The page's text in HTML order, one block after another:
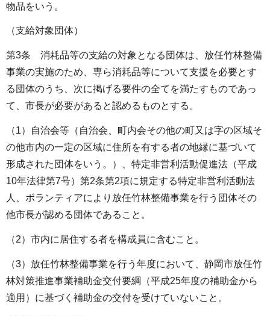
物品をいう。
（支給対象団体）
第3条 消耗品等の支給の対象となる団体は、放任竹林整備
事業の実施のため、専ら消耗品等について支援を必要とす
る団体のうち、次に掲げる要件の全てを満たすものであっ
て、市長が必要があると認めるものとする。
（1）自治会等（自治会、町内会その他の町又は字の区域そ
の他市内の一定の区域に住所を有する者の地縁に基づいて
形成された団体をいう。）、特定非営利活動促進法（平成
10年法律第7号）第2条第2項に規定する特定非営利活動法
人、ボランティアにより放任竹林整備事業を行う団体その
他市長が認める団体であること。
（2）市内に居住する者を構成員に含むこと。
（3）放任竹林整備事業を行う年度において、静岡市放任竹
林対策推進事業補助金交付要綱（平成25年度の補助金から
適用）に基づく補助金の交付を受けていないこと。